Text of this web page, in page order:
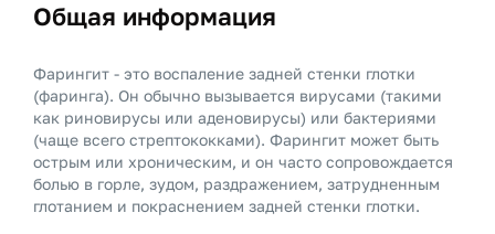
Общая информация
Фарингит - это воспаление задней стенки глотки
(фаринга). Он обычно вызывается вирусами (такими
как риновирусы или аденовирусы) или бактериями
(чаще всего стрептококками). Фарингит может быть
острым или хроническим, и он часто сопровождается
болью в горле, зудом, раздражением, затрудненным
глотанием и покраснением задней стенки глотки.